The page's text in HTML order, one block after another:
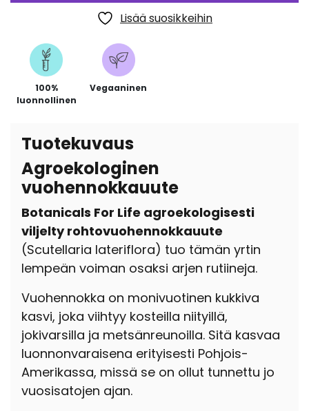
Lisää suosikkeihin
100%
luonnollinen
Vegaaninen
Tuotekuvaus
Agroekologinen
vuohennokkauute
Botanicals For Life agroekologisesti
viljelty rohtovuohennokkauute
(Scutellaria lateriflora) tuo tämän yrtin
lempeän voiman osaksi arjen rutiineja.
Vuohennokka on monivuotinen kukkiva
kasvi, joka viihtyy kosteilla niityillä,
jokivarsilla ja metsänreunoilla. Sitä kasvaa
luonnonvaraisena erityisesti Pohjois-
Amerikassa, missä se on ollut tunnettu jo
vuosisatojen ajan.